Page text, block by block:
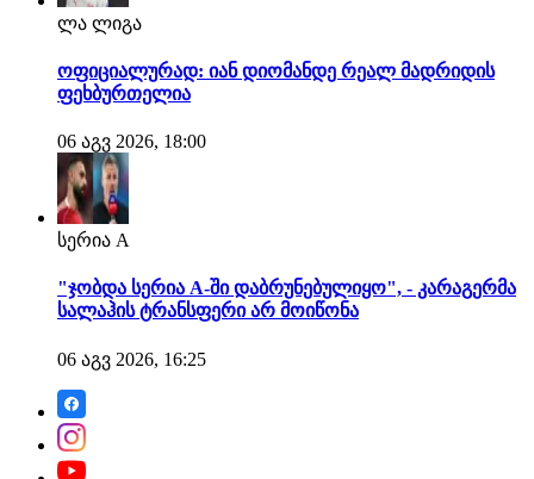
ლა ლიგა
ოფიციალურად: იან დიომანდე რეალ მადრიდის
ფეხბურთელია
06 აგვ 2026, 18:00
სერია A
"ჯობდა სერია A-ში დაბრუნებულიყო", - კარაგერმა
სალაჰის ტრანსფერი არ მოიწონა
06 აგვ 2026, 16:25